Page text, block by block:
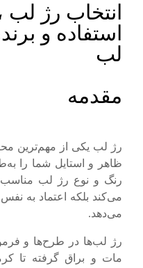
انتخاب رژ
استفاده و
لب
مقدمه
رژ لب یکی از مهم‌ترین
ظاهر و استایل شما را
رنگ و نوع رژ لب مناسب
می‌کند بلکه اعتماد به
می‌دهد.
رژ لب‌ها در طرح‌ها و
مات و براق گرفته تا